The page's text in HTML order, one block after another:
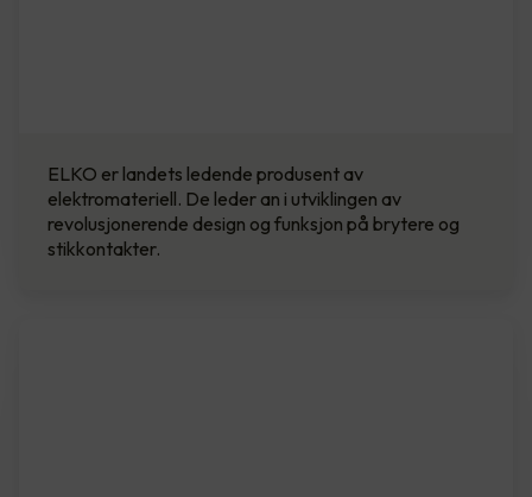
ELKO er landets ledende produsent av
elektromateriell. De leder an i utviklingen av
revolusjonerende design og funksjon på brytere og
stikkontakter.